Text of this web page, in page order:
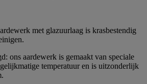
met glazuurlaag is krasbestendig
ons aardewerk is gemaakt van speciale
temperatuur en is uitzonderlijk